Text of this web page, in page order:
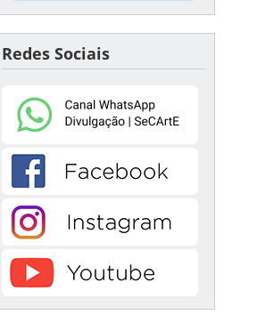
Redes Sociais